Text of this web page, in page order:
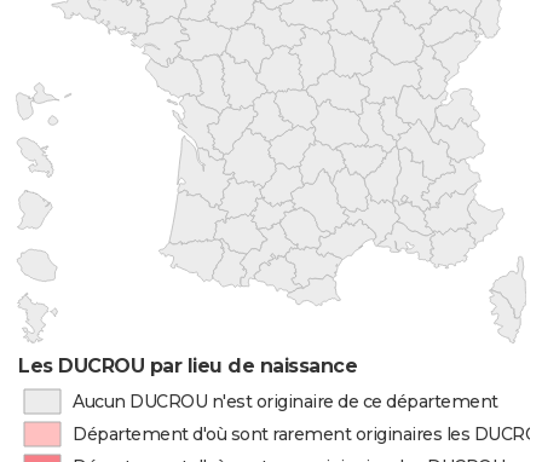
Les DUCROU par lieu de naissance
Aucun DUCROU n'est originaire de ce département
Département d'où sont rarement originaires les